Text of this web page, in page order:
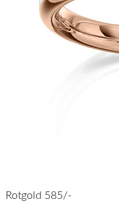
Rotgold 585/-